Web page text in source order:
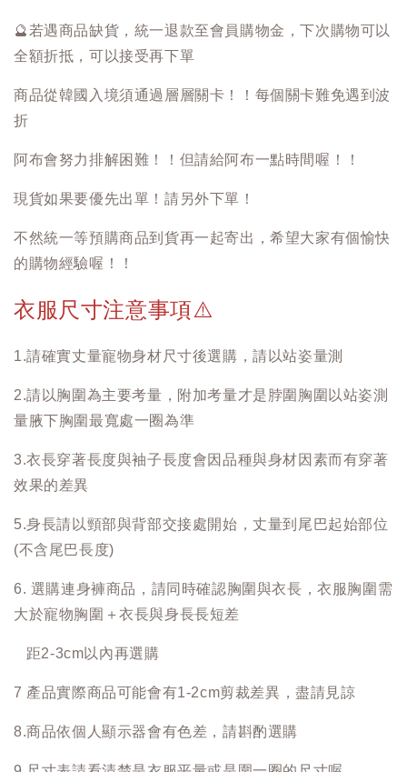
🔮 若遇商品缺貨，統一退款至會員購物金，下次購物可以
全額折抵，可以接受再下單
商品從韓國入境須通過層層關卡！！每個關卡難免遇到波
折
阿布會努力排解困難！！但請給阿布一點時間喔！！
現貨如果要優先出單！請另外下單！
不然統一等預購商品到貨再一起寄出，希望大家有個愉快
的購物經驗喔！！
衣服尺寸注意事項⚠️
1.請確實丈量寵物身材尺寸後選購，請以站姿量測
2.請以胸圍為主要考量，附加考量才是脖圍胸圍以站姿測
量腋下胸圍最寬處一圈為準
3.衣長穿著長度與袖子長度會因品種與身材因素而有穿著
效果的差異
5.身長請以頸部與背部交接處開始，丈量到尾巴起始部位
(不含尾巴長度)
6. 選購連身褲商品，請同時確認胸圍與衣長，衣服胸圍需
大於寵物胸圍＋衣長與身長長短差
距2-3cm以內再選購
7 產品實際商品可能會有1-2cm剪裁差異，盡請見諒
8.商品依個人顯示器會有色差，請斟酌選購